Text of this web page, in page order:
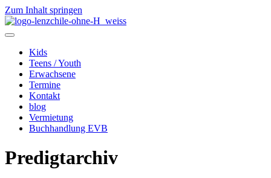
Zum Inhalt springen
Kids
Teens / Youth
Erwachsene
Termine
Kontakt
blog
Vermietung
Buchhandlung EVB
Predigtarchiv